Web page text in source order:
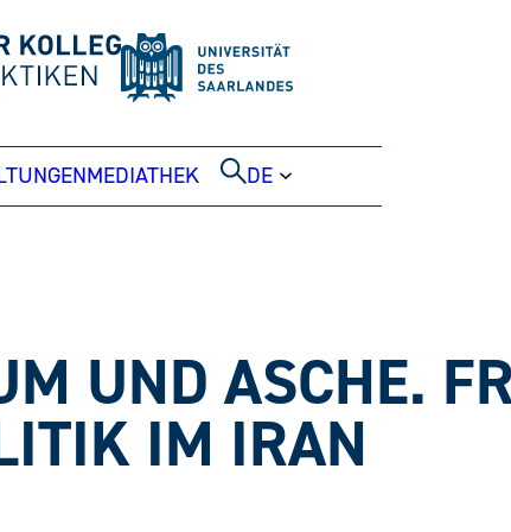
MEDIATHEK DE
UND ASCHE.
IM IRAN